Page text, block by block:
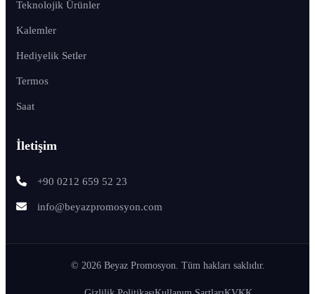
Teknolojik Ürünler
Kalemler
Hediyelik Setler
Termos
Saat
İletişim
+90 0212 659 52 23
info@beyazpromosyon.com
© 2026 Beyaz Promosyon. Tüm hakları saklıdır.